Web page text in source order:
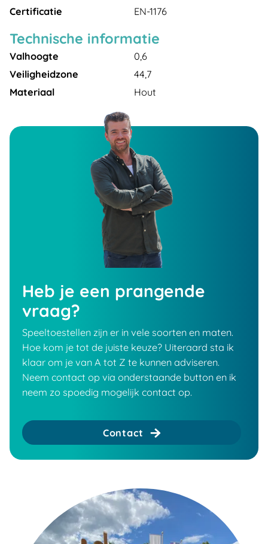
Certificatie
EN-1176
Technische informatie
Valhoogte
0,6
Veiligheidzone
44,7
Materiaal
Hout
Heb je een prangende
vraag?
Speeltoestellen zijn er in vele soorten en maten.
Hoe kom je tot de juiste keuze? Uiteraard sta ik
klaar om je van A tot Z te kunnen adviseren.
Neem contact op via onderstaande button en ik
neem zo spoedig mogelijk contact op.
Contact